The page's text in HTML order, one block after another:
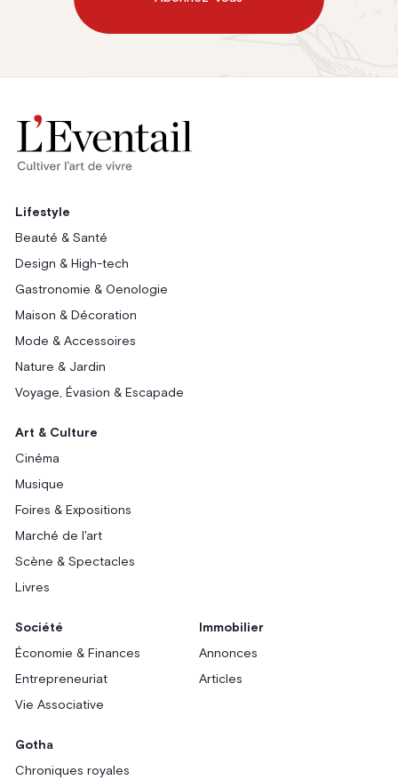
Lifestyle
Beauté & Santé
Design & High-tech
Gastronomie & Oenologie
Maison & Décoration
Mode & Accessoires
Nature & Jardin
Voyage, Évasion & Escapade
Art & Culture
Cinéma
Musique
Foires & Expositions
Marché de l'art
Scène & Spectacles
Livres
Société
Économie & Finances
Entrepreneuriat
Vie Associative
Immobilier
Annonces
Articles
Gotha
Chroniques royales